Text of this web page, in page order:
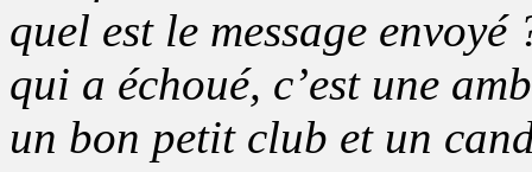
quel est le message
qui a échoué, c’est une
un bon petit club et un